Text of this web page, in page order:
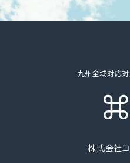
九州全域対応
株式会社